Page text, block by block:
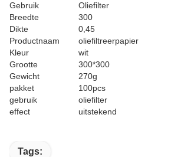
Gebruik
Oliefilter
Breedte
300
Dikte
0,45
Productnaam
oliefiltreerpapier
Kleur
wit
Grootte
300*300
Gewicht
270g
pakket
100pcs
gebruik
oliefilter
effect
uitstekend
Tags: